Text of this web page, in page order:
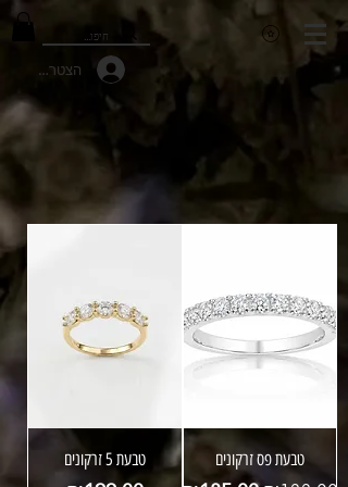
הצטרפות
טבעת פס זרקונים טבעת 5 זרקונים